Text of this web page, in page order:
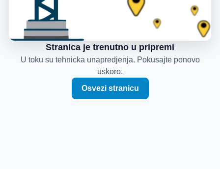
Stranica je trenutno u pripremi
U toku su tehnicka unapredjenja. Pokusajte ponovo
uskoro.
Osvezi stranicu